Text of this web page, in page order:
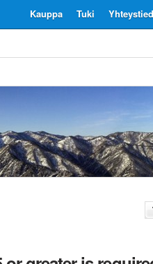
Tuki
Kauppa